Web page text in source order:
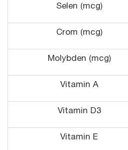
Selen (mcg)
Crom (mcg)
Molybden (mcg)
Vitamin A
Vitamin D3
Vitamin E